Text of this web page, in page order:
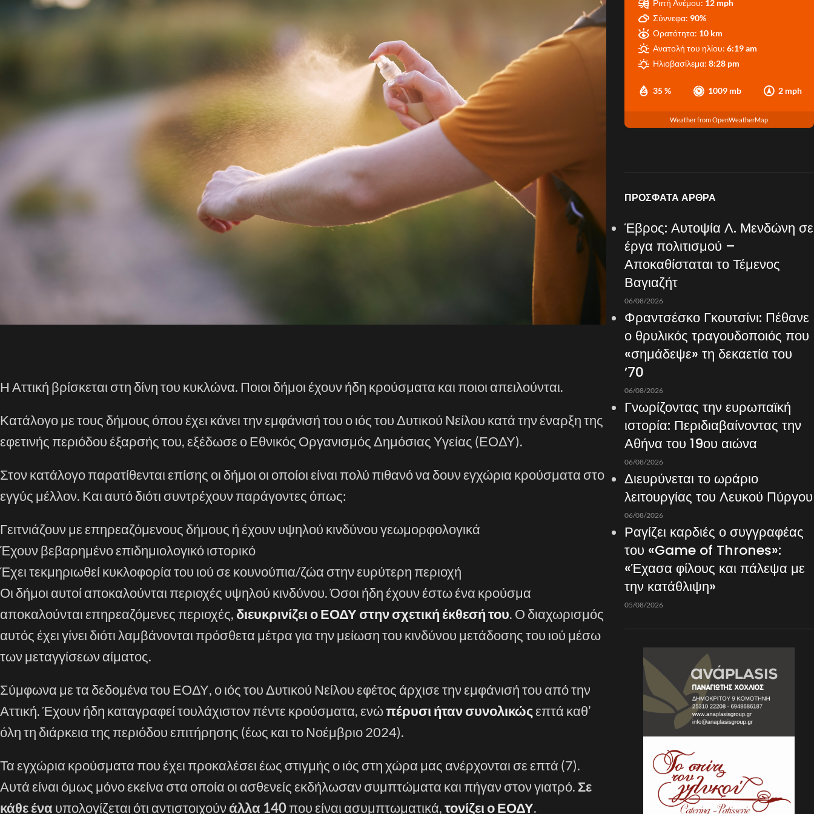
Η Αττική βρίσκεται στη δίνη του κυκλώνα. Ποιοι δήμοι έχουν ήδη κρούσματα και ποιοι απειλούνται.
Κατάλογο με τους δήμους όπου έχει κάνει την εμφάνισή του ο ιός του Δυτικού Νείλου κατά την έναρξη της
εφετινής περιόδου έξαρσής του, εξέδωσε ο Εθνικός Οργανισμός Δημόσιας Υγείας (ΕΟΔΥ).
Στον κατάλογο παρατίθενται επίσης οι δήμοι οι οποίοι είναι πολύ πιθανό να δουν εγχώρια κρούσματα στο
εγγύς μέλλον. Και αυτό διότι συντρέχουν παράγοντες όπως:
Γειτνιάζουν με επηρεαζόμενους δήμους ή έχουν υψηλού κινδύνου γεωμορφολογικά
Έχουν βεβαρημένο επιδημιολογικό ιστορικό
Έχει τεκμηριωθεί κυκλοφορία του ιού σε κουνούπια/ζώα στην ευρύτερη περιοχή
Οι δήμοι αυτοί αποκαλούνται περιοχές υψηλού κινδύνου. Όσοι ήδη έχουν έστω ένα κρούσμα
αποκαλούνται επηρεαζόμενες περιοχές, διευκρινίζει ο ΕΟΔΥ στην σχετική έκθεσή του. Ο διαχωρισμός
αυτός έχει γίνει διότι λαμβάνονται πρόσθετα μέτρα για την μείωση του κινδύνου μετάδοσης του ιού μέσω
των μεταγγίσεων αίματος.
Σύμφωνα με τα δεδομένα του ΕΟΔΥ, ο ιός του Δυτικού Νείλου εφέτος άρχισε την εμφάνισή του από την
Αττική. Έχουν ήδη καταγραφεί τουλάχιστον πέντε κρούσματα, ενώπέρυσι ήταν συνολικώςεπτά καθ’
όλη τη διάρκεια της περιόδου επιτήρησης (έως και το Νοέμβριο 2024).
Τα εγχώρια κρούσματα που έχει προκαλέσει έως στιγμής ο ιός στη χώρα μας ανέρχονται σε επτά (7).
Αυτά είναι όμως μόνο εκείνα στα οποία οι ασθενείς εκδήλωσαν συμπτώματα και πήγαν στον γιατρό. Σε
κάθε ένα υπολογίζεται ότι αντιστοιχούνάλλα 140που είναι ασυμπτωματικά,τονίζει ο ΕΟΔΥ.
35 % 1009 mb 2 mph
Ριπή Ανέμου: 12 mph
Σύννεφα: 90%
Ορατότητα: 10 km
Ανατολή του ηλίου: 6:19 am
Ηλιοβασίλεμα: 8:28 pm
Weather from OpenWeatherMap
ΠΡΌΣΦΑΤΑ ΆΡΘΡΑ
Έβρος: Αυτοψία Λ. Μενδώνη σε
έργα πολιτισμού –
Αποκαθίσταται το Τέμενος
Βαγιαζήτ
06/08/2026
Φραντσέσκο Γκουτσίνι: Πέθανε
ο θρυλικός τραγουδοποιός που
«σημάδεψε» τη δεκαετία του
’70
06/08/2026
Γνωρίζοντας την ευρωπαϊκή
ιστορία: Περιδιαβαίνοντας την
Αθήνα του 19ου αιώνα
06/08/2026
Διευρύνεται το ωράριο
λειτουργίας του Λευκού Πύργου
06/08/2026
Ραγίζει καρδιές ο συγγραφέας
του «Game of Thrones»:
«Έχασα φίλους και πάλεψα με
την κατάθλιψη»
05/08/2026